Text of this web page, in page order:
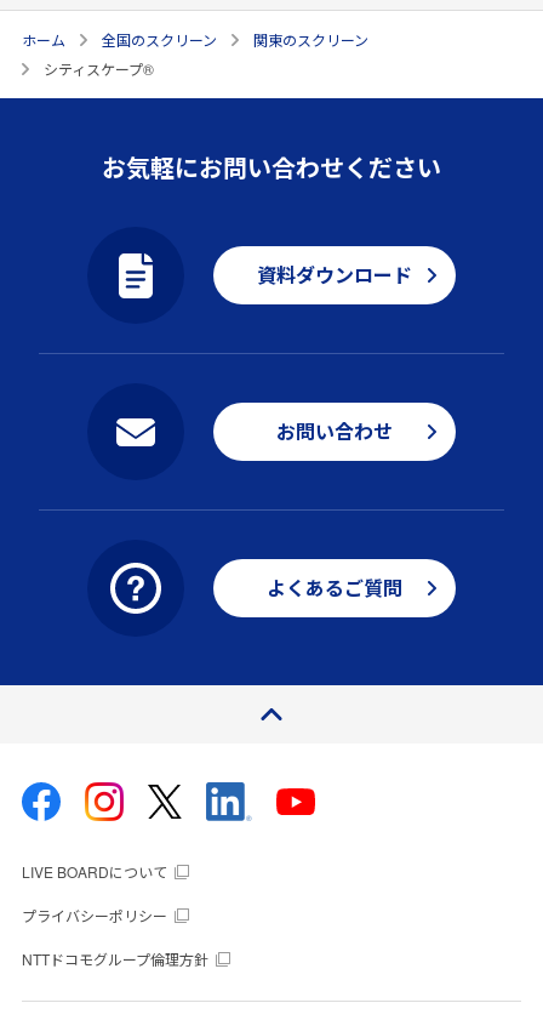
ホーム 全国のスクリーン
関東のスクリーン
シティスケープ®
お気軽にお問い合わせください
資料ダウンロード
お問い合わせ
よくあるご質問
LIVE BOARDについて
プライバシーポリシー
NTTドコモグループ倫理方針